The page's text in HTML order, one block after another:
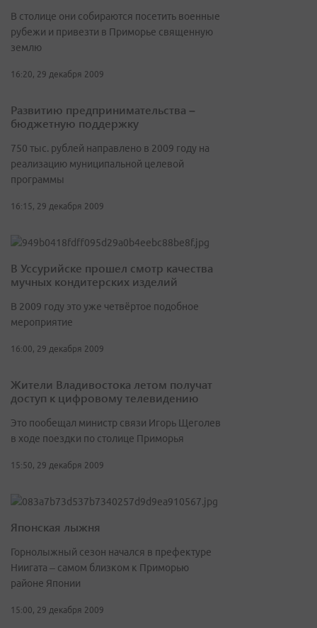
В столице они собираются посетить военные
рубежи и привезти в Приморье священную
землю
16:20, 29 декабря 2009
Развитию предпринимательства –
бюджетную поддержку
750 тыс. рублей направлено в 2009 году на
реализацию муниципальной целевой
программы
16:15, 29 декабря 2009
В Уссурийске прошел смотр качества
мучных кондитерских изделий
В 2009 году это уже четвёртое подобное
мероприятие
16:00, 29 декабря 2009
Жители Владивостока летом получат
доступ к цифровому телевидению
Это пообещал министр связи Игорь Щеголев
в ходе поездки по столице Приморья
15:50, 29 декабря 2009
Японская лыжня
Горнолыжный сезон начался в префектуре
Ниигата – самом близком к Приморью
районе Японии
15:00, 29 декабря 2009